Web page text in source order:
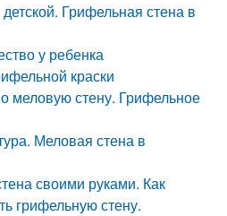
Грифельная стена в
у ребенка
краски
меловую стену. Грифельное
Меловая стена в
своими руками. Как
грифельную стену.